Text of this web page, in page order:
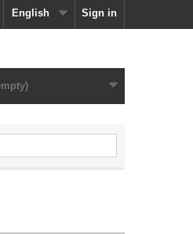
Sign in
English